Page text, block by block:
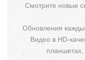
Смотрите новые
Обновления
Видео в HD-